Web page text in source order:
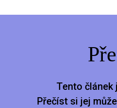
Tento článek
Přečíst si jej